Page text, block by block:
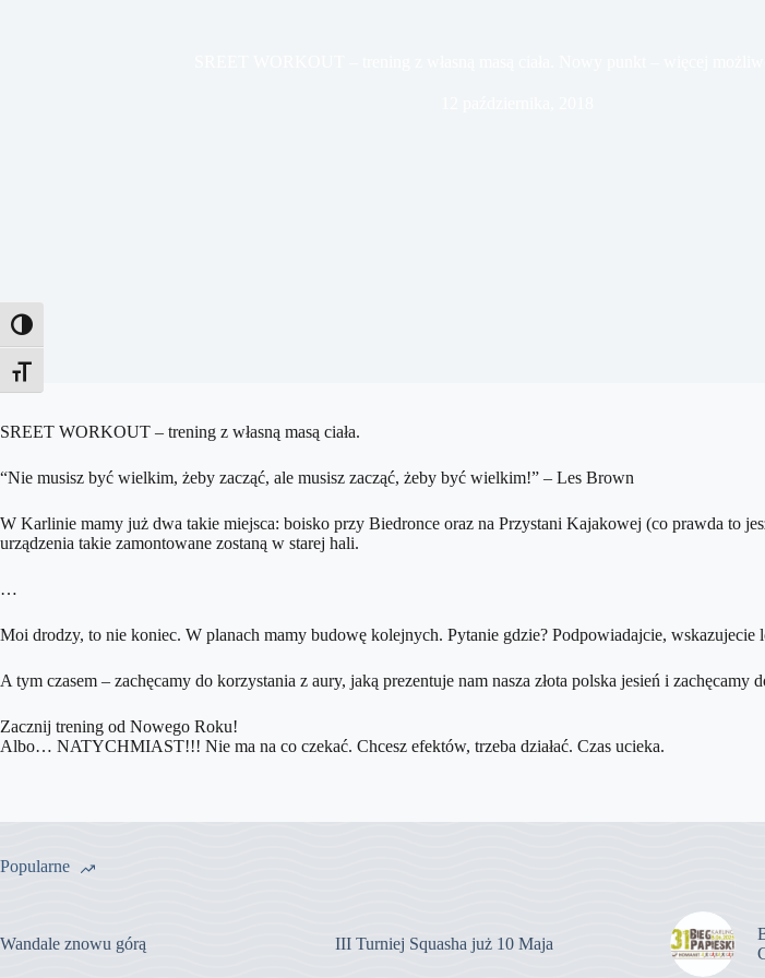
Toggle High Contrast
Toggle Font size
SREET WORKOUT – trening z własną masą ciała.
“Nie musisz być wielkim, żeby zacząć, ale musisz zacząć, żeby być wielkim!” – Les Brown
W Karlinie mamy już dwa takie miejsca: boisko przy Biedronce oraz na Przystani Kajakowej (co prawda to
urządzenia takie zamontowane zostaną w starej hali.
…
Moi drodzy, to nie koniec. W planach mamy budowę kolejnych. Pytanie gdzie? Podpowiadajcie, wskazujecie
A tym czasem – zachęcamy do korzystania z aury, jaką prezentuje nam nasza złota polska jesień i
Zacznij trening od Nowego Roku!
Albo… NATYCHMIAST!!! Nie ma na co czekać. Chcesz efektów, trzeba działać. Czas ucieka.
Popularne
Wandale znowu górą III Turniej Squasha już 10 Maja